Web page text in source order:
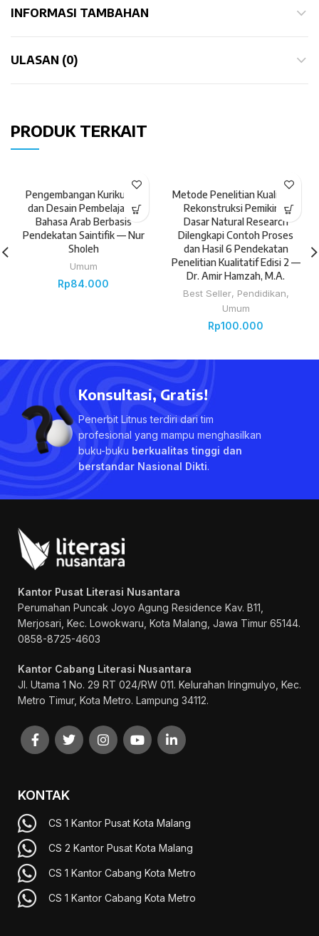
INFORMASI TAMBAHAN
ULASAN (0)
PRODUK TERKAIT
Pengembangan Kurikulum
dan Desain Pembelajaran
Bahasa Arab Berbasis
Pendekatan Saintifik — Nur
Sholeh
Umum
Rp84.000
Metode Penelitian Kualitatif:
Rekonstruksi Pemikiran
Dasar Natural Research
Dilengkapi Contoh Proses
dan Hasil 6 Pendekatan
Penelitian Kualitatif Edisi 2 —
Dr. Amir Hamzah, M.A.
Best Seller, Pendidikan,
Umum
Rp100.000
Konsultasi, Gratis!
Penerbit Litnus terdiri dari tim
profesional yang mampu menghasilkan
buku-buku berkualitas tinggi dan
berstandar Nasional Dikti.
Kantor Pusat Literasi Nusantara
Perumahan Puncak Joyo Agung Residence Kav. B11,
Merjosari, Kec. Lowokwaru, Kota Malang, Jawa Timur 65144.
0858-8725-4603
Kantor Cabang Literasi Nusantara
Jl. Utama 1 No. 29 RT 024/RW 011. Kelurahan Iringmulyo, Kec.
Metro Timur, Kota Metro. Lampung 34112.
KONTAK
CS 1 Kantor Pusat Kota Malang
CS 2 Kantor Pusat Kota Malang
CS 1 Kantor Cabang Kota Metro
CS 1 Kantor Cabang Kota Metro